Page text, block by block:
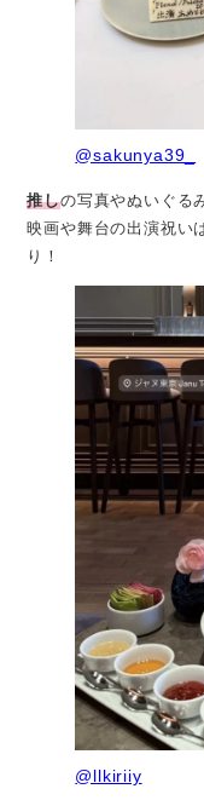
@sakunya39_
推しの写真やぬいぐる
映画や舞台の出演祝い
り！
@llkiriiy